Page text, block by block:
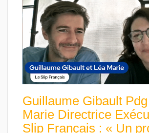
Guillaume Gibault
Marie Directrice
Slip Français : « Un